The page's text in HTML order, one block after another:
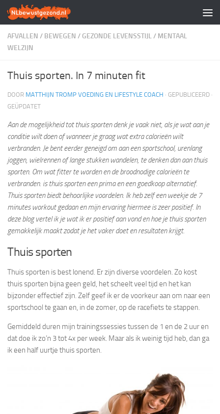
Doorgaan naar inhoud
AFVALLEN / BEWEGEN / GEZONDE LEVENSSTIJL/ MENTAAL
WELZIJN
Thuis sporten. In 7 minuten fit
DOOR MATTHIJN TROMP VOEDING EN LIFESTYLE COACH · GEPUBLICEERD ·
GEÜPDATET
Aan de mogelijkheid tot thuis sporten denk je vaak niet, als je wat aan je
conditie wilt doen of wanneer je graag wat extra calorieën wilt
verbranden. Je bent eerder geneigd om aan een sportschool, urenlang
joggen, wielrennen of lange stukken wandelen, te denken dan aan thuis
sporten. Om wat fitter te worden en de broodnodige calorieën te
verbranden. is thuis sporten een prima en een goedkoop alternatief.
Thuis sporten biedt behoorlijke voordelen. Ik heb zelf een weekje de 7
minutes workout gedaan en mijn ervaring hiermee is zeer positief. In
deze blog vertel ik je wat ik er positief aan vond en hoe je thuis sporten
gemakkelijk maakt zodat je het vaker doet en resultaten krijgt.
Thuis sporten
Thuis sporten is best lonend. Er zijn diverse voordelen. Zo kost
thuis sporten bijna geen geld, het scheelt veel tijd en het kan
bijzonder effectief zijn. Zelf geef ik er de voorkeur aan om naar een
sportschool te gaan en, in de zomer, op de racefiets te stappen.
Gemiddeld duren mijn trainingssessies tussen de 1 en de 2 uur en
dat doe ik zo’n 3 tot 4x per week. Maar als ik weinig tijd heb, dan ga
ik een half uurtje thuis sporten.